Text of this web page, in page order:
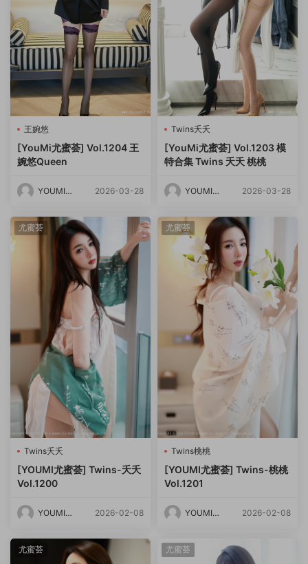
王婉悠
[YouMi尤蜜荟] Vol.1204 王
婉悠Queen
YOUMI尤
2026-03-28
Twins夭夭
[YouMi尤蜜荟] Vol.1203 模
特合集 Twins 夭夭 桃桃
YOUMI尤
2026-03-28
尤蜜荟
Twins夭夭
[YOUMI尤蜜荟] Twins-夭夭
Vol.1200
YOUMI尤
2026-02-08
尤蜜荟
Twins桃桃
[YOUMI尤蜜荟] Twins-桃桃
Vol.1201
YOUMI尤
2026-02-08
尤蜜荟 尤蜜荟